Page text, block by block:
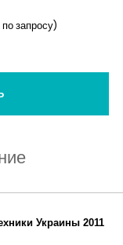
запросу)
Украины 2011